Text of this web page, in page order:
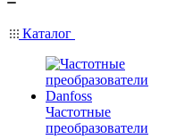
Каталог
Частотные
преобразователи